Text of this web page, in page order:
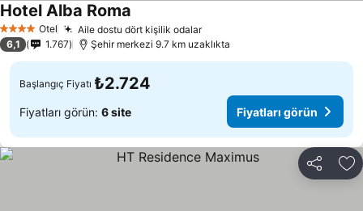
4 Yıldız Otel Aile dostu dört kişilik odalarFiyatları görün
Hotel Alba Roma
6,1 1.767 Şehir merkezi 9.7 km uzaklıkta
Başlangıç Fiyatı ₺2.724
Fiyatları görün: 6 site Fiyatları görün
Paylaş